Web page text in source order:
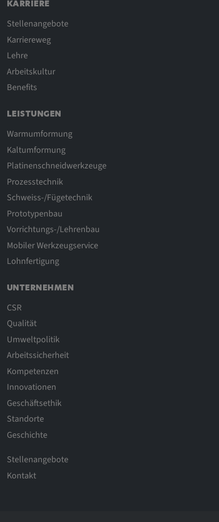
KARRIERE
Stellenangebote
Karriereweg
Lehre
Arbeitskultur
Benefits
LEISTUNGEN
Warmumformung
Kaltumformung
Platinenschneidwerkzeuge
Prozesstechnik
Schweiss-/Fügetechnik
Prototypenbau
Vorrichtungs-/Lehrenbau
Mobiler Werkzeugservice
Lohnfertigung
UNTERNEHMEN
CSR
Qualität
Umweltpolitik
Arbeitssicherheit
Kompetenzen
Innovationen
Geschäftsethik
Standorte
Geschichte
Stellenangebote
Kontakt